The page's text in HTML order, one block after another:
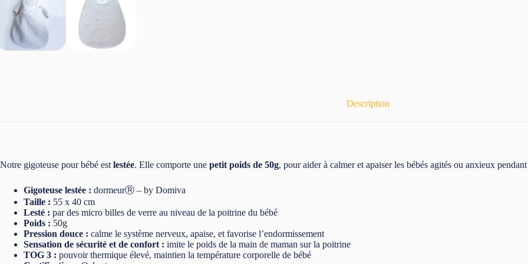
Description
Notre gigoteuse pour bébé est lestée. Elle comporte une petit poids de 50g, pour aider à calmer et apaiser les bébés agités ou anxieux
Gigoteuse lestée : dormeurⓇ – by Domiva
Taille : 55 x 40 cm
Lesté : par des micro billes de verre au niveau de la poitrine du bébé
Poids : 50g
Pression douce : calme le système nerveux, apaise, et favorise l’endormissement
Sensation de sécurité et de confort : imite le poids de la main de maman sur la poitrine
TOG 3 : pouvoir thermique élevé, maintien la température corporelle de bébé